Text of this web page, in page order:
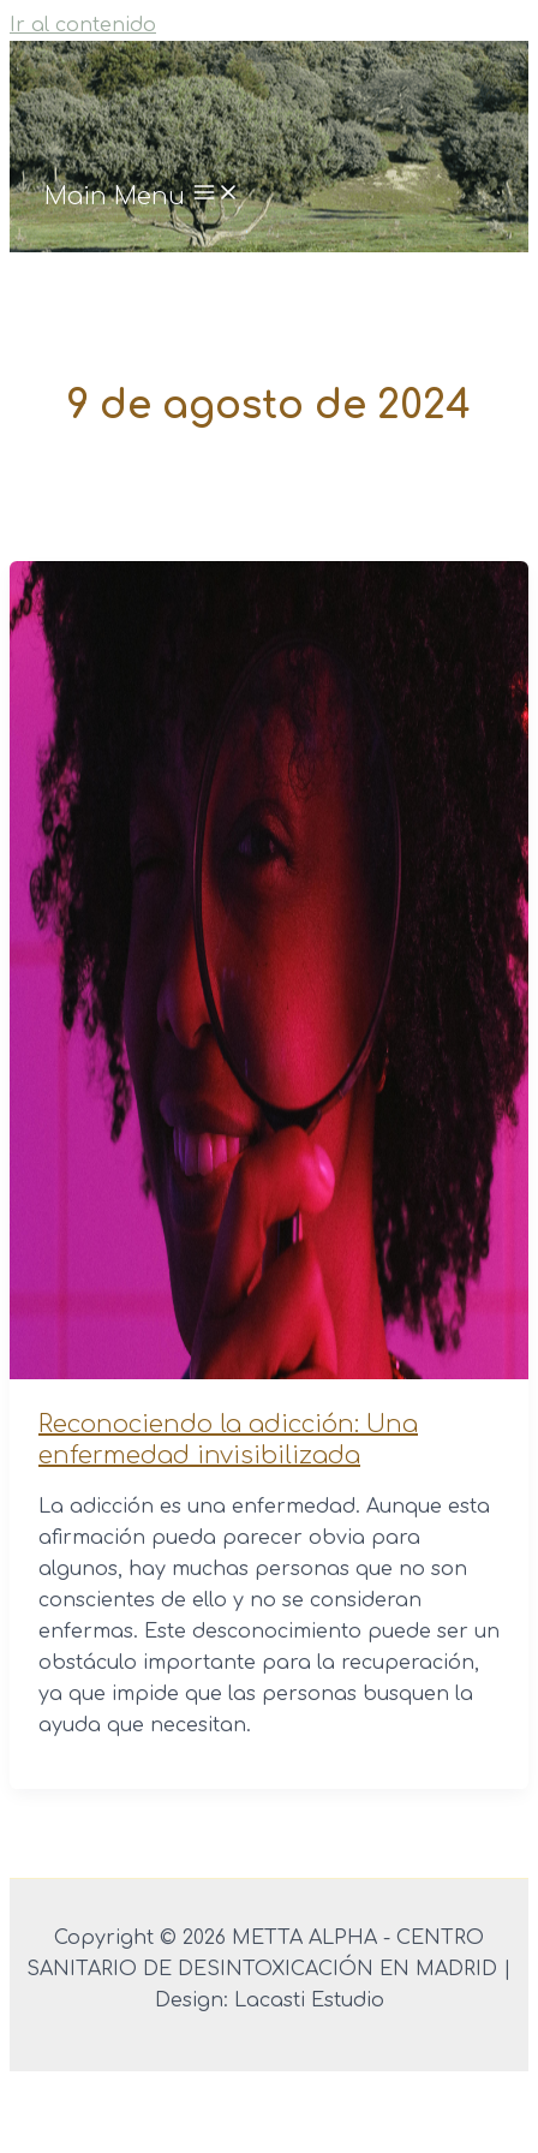
Ir al contenido
Main Menu
9 de agosto de 2024
Reconociendo la adicción: Una
enfermedad invisibilizada
La adicción es una enfermedad. Aunque esta
afirmación pueda parecer obvia para
algunos, hay muchas personas que no son
conscientes de ello y no se consideran
enfermas. Este desconocimiento puede ser un
obstáculo importante para la recuperación,
ya que impide que las personas busquen la
ayuda que necesitan.
Copyright © 2026 METTA ALPHA - CENTRO
SANITARIO DE DESINTOXICACIÓN EN MADRID |
Design: Lacasti Estudio